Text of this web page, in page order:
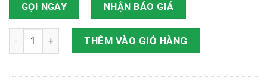
GỌI NGAY NHẬN BÁO GIÁ
Gas lạnh Refrigerant 22 số lượng
THÊM VÀO GIỎ HÀNG